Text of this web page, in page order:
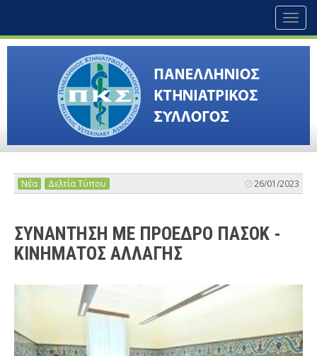
Νέα Δελτία Τύπου 26/01/2023
ΣΥΝΑΝΤΗΣΗ ΜΕ ΠΡΟΕΔΡΟ ΠΑΣΟΚ -
ΚΙΝΗΜΑΤΟΣ ΑΛΛΑΓΗΣ